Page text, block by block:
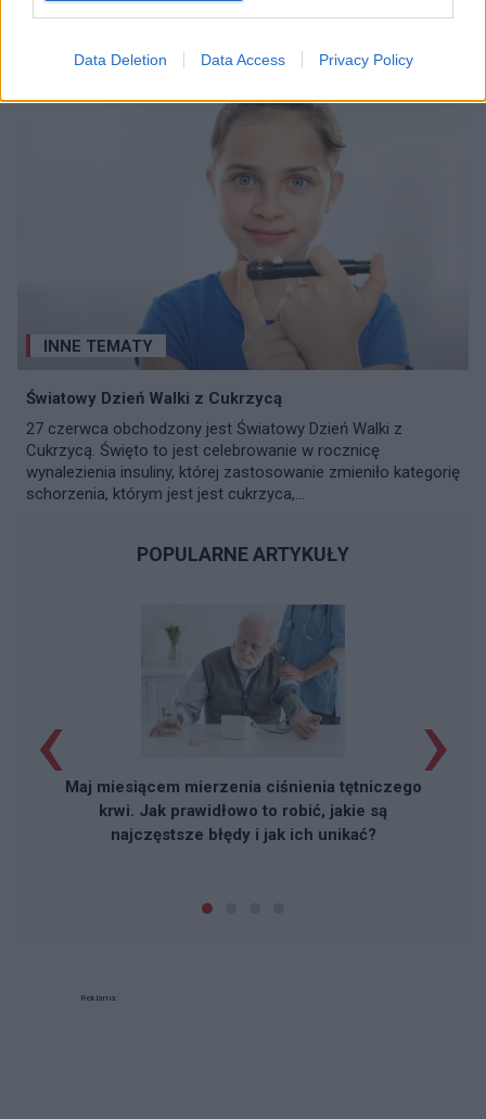
Data Deletion Data Access Privacy Policy
INNE TEMATY
Światowy Dzień Walki z Cukrzycą
27 czerwca obchodzony jest Światowy Dzień Walki z
Cukrzycą. Święto to jest celebrowanie w rocznicę
wynalezienia insuliny, której zastosowanie zmieniło kategorię
schorzenia, którym jest jest cukrzyca,...
POPULARNE ARTYKUŁY
Maj miesiącem mierzenia ciśnienia tętniczego
krwi. Jak prawidłowo to robić, jakie są
najczęstsze błędy i jak ich unikać?
‹ ›
Reklama: